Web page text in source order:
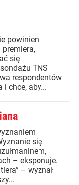
powinien
premiera,
się
TNS
respondentów
i chce, aby...
się
– eksponuje.
– wyznał